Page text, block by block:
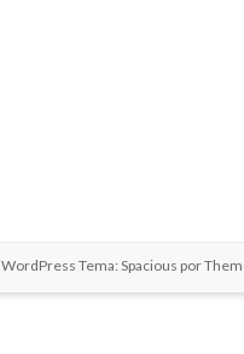
WordPress Tema: Spacious por